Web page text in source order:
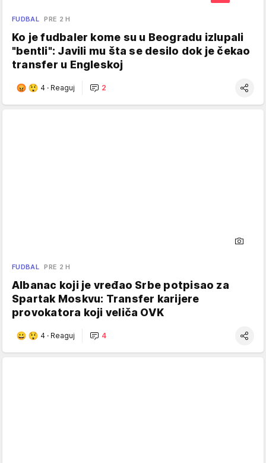
FUDBAL PRE 2 H
Ko je fudbaler kome su u Beogradu izlupali
"bentli": Javili mu šta se desilo dok je čekao
transfer u Engleskoj
4 · Reaguj 2
FUDBAL PRE 2 H
Albanac koji je vređao Srbe potpisao za
Spartak Moskvu: Transfer karijere
provokatora koji veliča OVK
4 · Reaguj 4